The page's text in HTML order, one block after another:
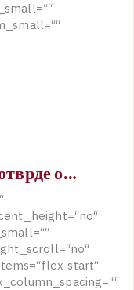
small=““
_small=““
о…
“
ent height=“no“
small=““
ght scroll=“no“
tems=“flex-start“
column _spacing=““